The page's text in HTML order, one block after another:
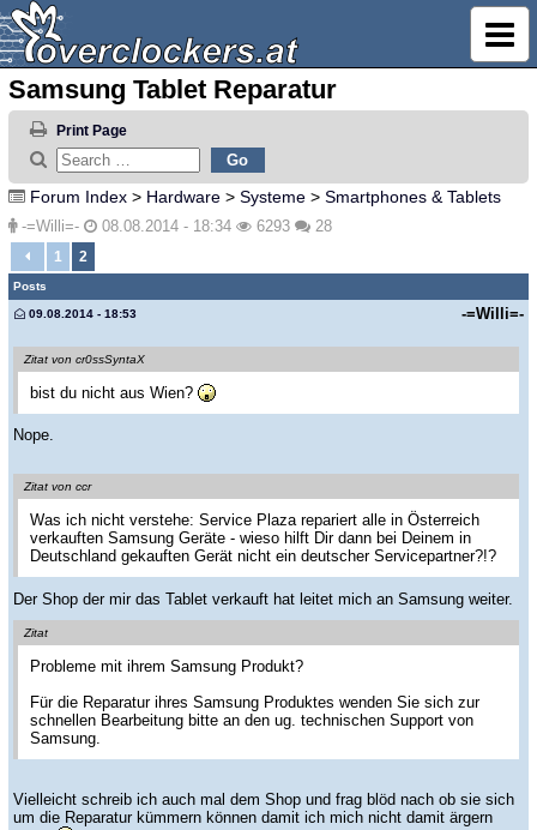
Samsung Tablet Reparatur
Print Page
Forum Index > Hardware > Systeme > Smartphones & Tablets
-=Willi=- 08.08.2014 - 18:34 6293 28
1 2
Posts
-=Willi=-
09.08.2014 - 18:53
Zitat von cr0ssSyntaX
bist du nicht aus Wien?
Nope.
Zitat von ccr
Was ich nicht verstehe: Service Plaza repariert alle in Österreich
verkauften Samsung Geräte - wieso hilft Dir dann bei Deinem in
Deutschland gekauften Gerät nicht ein deutscher Servicepartner?!?
Der Shop der mir das Tablet verkauft hat leitet mich an Samsung weiter.
Zitat
Probleme mit ihrem Samsung Produkt?
Für die Reparatur ihres Samsung Produktes wenden Sie sich zur
schnellen Bearbeitung bitte an den ug. technischen Support von
Samsung.
Vielleicht schreib ich auch mal dem Shop und frag blöd nach ob sie sich
um die Reparatur kümmern können damit ich mich nicht damit ärgern